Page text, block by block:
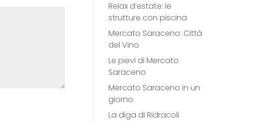
Relax d’estate: le
strutture con piscina
Mercato Saraceno: Città
del Vino
Le pievi di Mercato
Saraceno
Mercato Saraceno in un
giorno
La diga di Ridracoli